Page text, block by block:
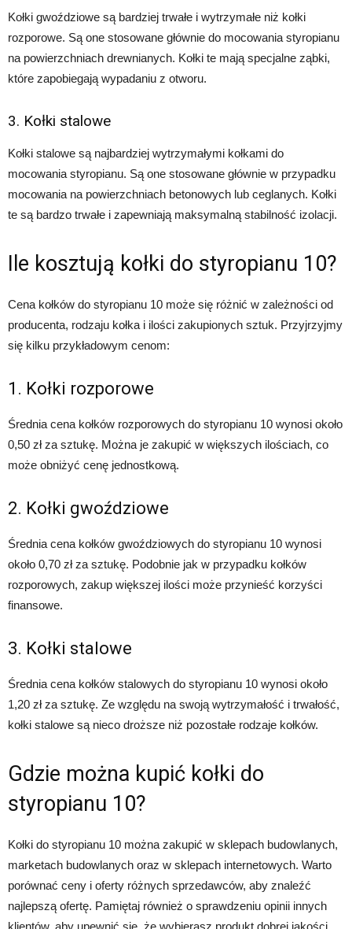
Kołki gwoździowe są bardziej trwałe i wytrzymałe niż kołki
rozporowe. Są one stosowane głównie do mocowania styropianu
na powierzchniach drewnianych. Kołki te mają specjalne ząbki,
które zapobiegają wypadaniu z otworu.
3. Kołki stalowe
Kołki stalowe są najbardziej wytrzymałymi kołkami do
mocowania styropianu. Są one stosowane głównie w przypadku
mocowania na powierzchniach betonowych lub ceglanych. Kołki
te są bardzo trwałe i zapewniają maksymalną stabilność izolacji.
Ile kosztują kołki do styropianu 10?
Cena kołków do styropianu 10 może się różnić w zależności od
producenta, rodzaju kołka i ilości zakupionych sztuk. Przyjrzyjmy
się kilku przykładowym cenom:
1. Kołki rozporowe
Średnia cena kołków rozporowych do styropianu 10 wynosi około
0,50 zł za sztukę. Można je zakupić w większych ilościach, co
może obniżyć cenę jednostkową.
2. Kołki gwoździowe
Średnia cena kołków gwoździowych do styropianu 10 wynosi
około 0,70 zł za sztukę. Podobnie jak w przypadku kołków
rozporowych, zakup większej ilości może przynieść korzyści
finansowe.
3. Kołki stalowe
Średnia cena kołków stalowych do styropianu 10 wynosi około
1,20 zł za sztukę. Ze względu na swoją wytrzymałość i trwałość,
kołki stalowe są nieco droższe niż pozostałe rodzaje kołków.
Gdzie można kupić kołki do
styropianu 10?
Kołki do styropianu 10 można zakupić w sklepach budowlanych,
marketach budowlanych oraz w sklepach internetowych. Warto
porównać ceny i oferty różnych sprzedawców, aby znaleźć
najlepszą ofertę. Pamiętaj również o sprawdzeniu opinii innych
klientów, aby upewnić się, że wybierasz produkt dobrej jakości.